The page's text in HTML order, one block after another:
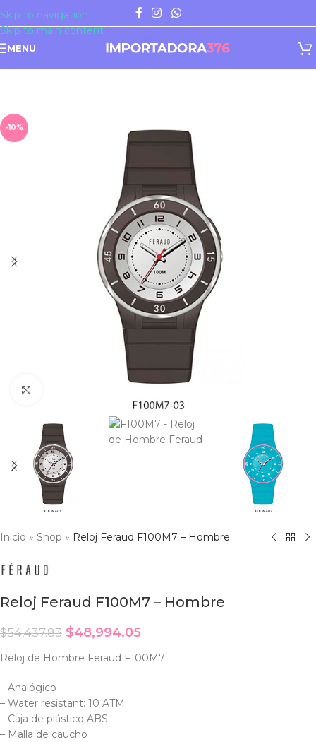
Skip to navigation
Skip to main content
MENU
-10%
Inicio » Shop » Reloj Feraud F100M7 – Hombre
Reloj Feraud F100M7 – Hombre
$54,437.83 $48,994.05
Reloj de Hombre Feraud F100M7
– Analógico
– Water resistant: 10 ATM
– Caja de plástico ABS
– Malla de caucho